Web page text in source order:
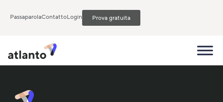
PassaparolaContattoLogin Prova gratuita